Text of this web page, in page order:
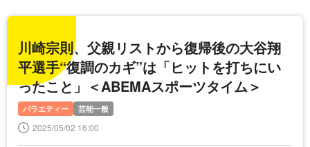
川崎宗則、父親リストから復帰後の大谷翔
平選手“復調のカギ”は「ヒットを打ちにい
ったこと」＜ABEMAスポーツタイム＞
バラエティー 芸能一般
2025/05/02 16:00